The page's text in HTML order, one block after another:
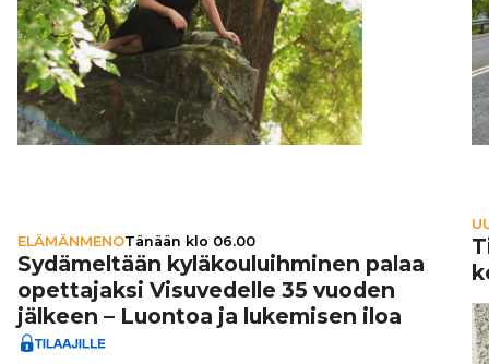
ELÄMÄNMENOTänään klo 06.00
Sydä­mel­tään kylä­kou­luih­mi­nen palaa
opet­ta­jaksi Visu­ve­delle 35 vuoden
jälkeen – Luontoa ja lukemisen iloa